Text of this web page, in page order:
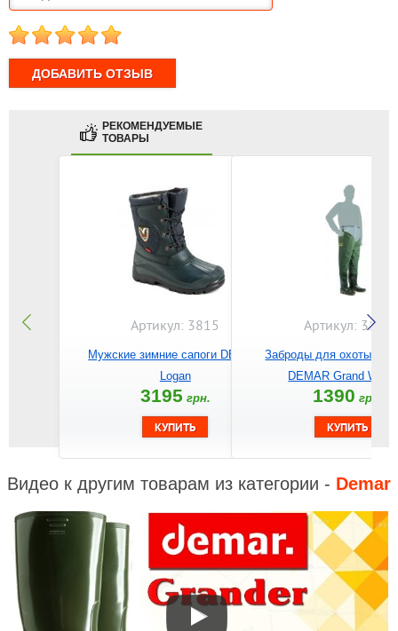
1 2 3 4 5
РЕКОМЕНДУЕМЫЕ
ТОВАРЫ
Артикул: 3815
Мужские зимние сапоги DEMAR
Logan
3195 грн.
Артикул: 3190
Заброды для охоты и
DEMAR Grand
1390 грн.
Видео к другим товарам из категории - Demar